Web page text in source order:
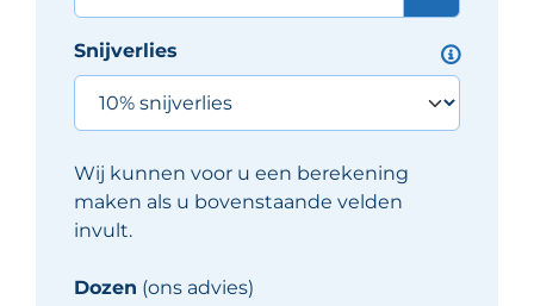
Snijverlies
Wij kunnen voor u een berekening
maken als u bovenstaande velden
invult.
Dozen (ons advies)